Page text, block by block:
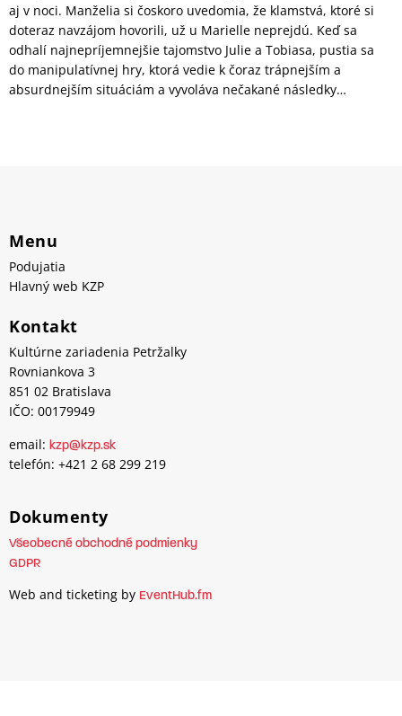
aj v noci. Manželia si čoskoro uvedomia, že klamstvá, ktoré si
doteraz navzájom hovorili, už u Marielle neprejdú. Keď sa
odhalí najnepríjemnejšie tajomstvo Julie a Tobiasa, pustia sa
do manipulatívnej hry, ktorá vedie k čoraz trápnejším a
absurdnejším situáciám a vyvoláva nečakané následky…
Menu
Podujatia
Hlavný web KZP
Kontakt
Kultúrne zariadenia Petržalky
Rovniankova 3
851 02 Bratislava
IČO: 00179949
email: kzp@kzp.sk
telefón: +421 2 68 299 219
Dokumenty
Všeobecné obchodné podmienky
GDPR
Web and ticketing by EventHub.fm